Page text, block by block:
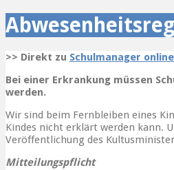
>> Direkt zu Schulmanager online
Bei einer Erkrankung müssen
werden.
Wir sind beim Fernbleiben eines
Kindes nicht erklärt werden kann.
Veröffentlichung des
Mitteilungspflicht